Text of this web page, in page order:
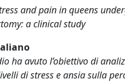
and pain in queens
a clinical study
ha avuto l’obiettivo di
di stress e ansia sulla